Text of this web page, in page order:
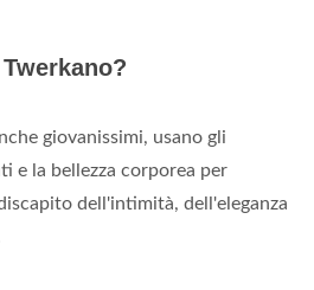
giovanissimi, usano gli
e la bellezza corporea per
dell'intimità, dell'eleganza